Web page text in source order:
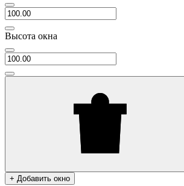
Высота окна
+ Добавить окно